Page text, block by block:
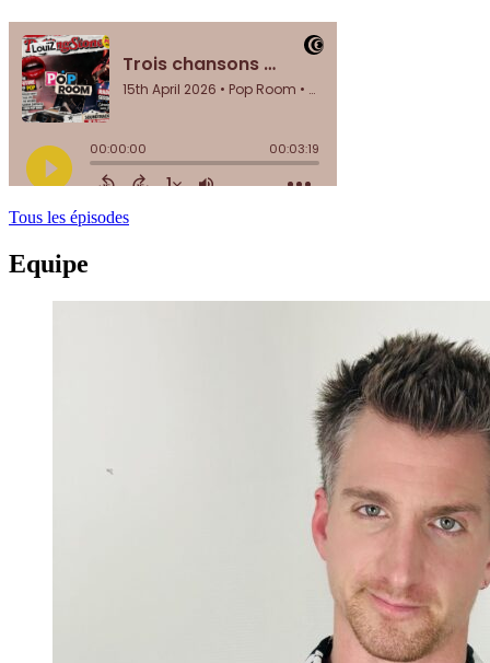
Tous les épisodes
Equipe